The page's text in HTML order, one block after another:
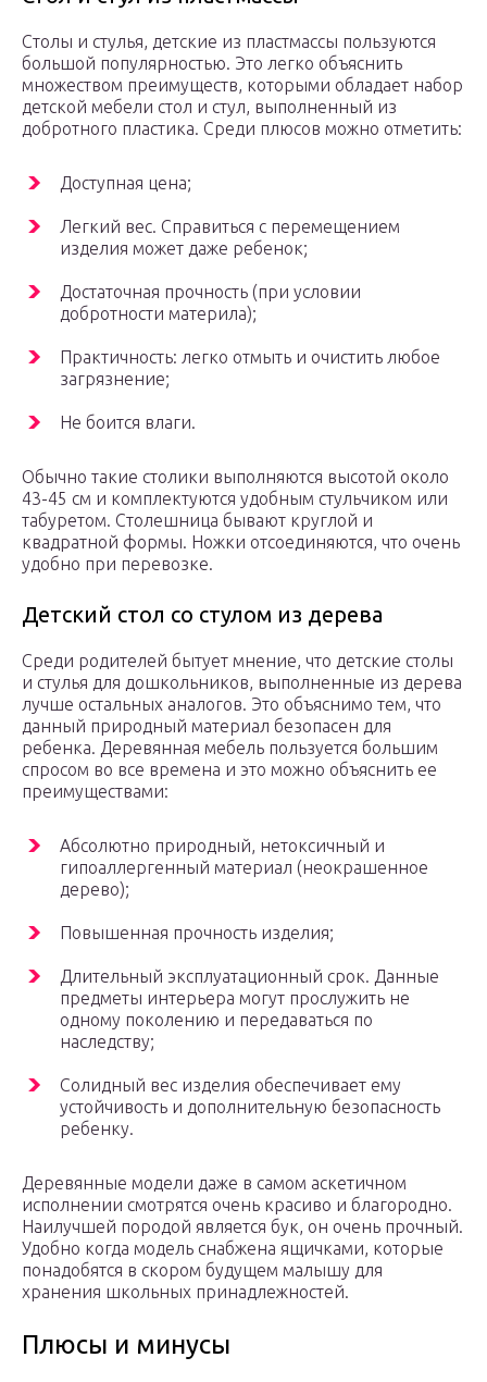
Столы и стулья, детские из пластмассы пользуются
большой популярностью. Это легко объяснить
множеством преимуществ, которыми обладает набор
детской мебели стол и стул, выполненный из
добротного пластика. Среди плюсов можно отметить:
Доступная цена;
Легкий вес. Справиться с перемещением
изделия может даже ребенок;
Достаточная прочность (при условии
добротности материла);
Практичность: легко отмыть и очистить любое
загрязнение;
Не боится влаги.
Обычно такие столики выполняются высотой около
43-45 см и комплектуются удобным стульчиком или
табуретом. Столешница бывают круглой и
квадратной формы. Ножки отсоединяются, что очень
удобно при перевозке.
Детский стол со стулом из дерева
Среди родителей бытует мнение, что детские столы
и стулья для дошкольников, выполненные из дерева
лучше остальных аналогов. Это объяснимо тем, что
данный природный материал безопасен для
ребенка. Деревянная мебель пользуется большим
спросом во все времена и это можно объяснить ее
преимуществами:
Абсолютно природный, нетоксичный и
гипоаллергенный материал (неокрашенное
дерево);
Повышенная прочность изделия;
Длительный эксплуатационный срок. Данные
предметы интерьера могут прослужить не
одному поколению и передаваться по
наследству;
Солидный вес изделия обеспечивает ему
устойчивость и дополнительную безопасность
ребенку.
Деревянные модели даже в самом аскетичном
исполнении смотрятся очень красиво и благородно.
Наилучшей породой является бук, он очень прочный.
Удобно когда модель снабжена ящичками, которые
понадобятся в скором будущем малышу для
хранения школьных принадлежностей.
Плюсы и минусы